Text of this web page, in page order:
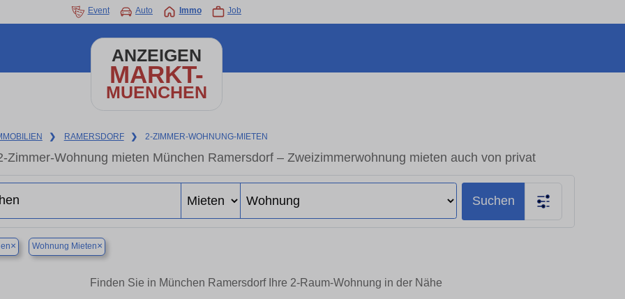
Event Auto Immo Job
ANZEIGEN
MARKT-
MUENCHEN
❯ RAMERSDORF ❯ 2-ZIMMER-WOHNUNG-MIETEN
Zimmer-Wohnung mieten München Ramersdorf – Zweizimmerwohnung mieten auch von privat
Suchen
× Wohnung Mieten×
Finden Sie in München Ramersdorf Ihre 2-Raum-Wohnung in der Nähe